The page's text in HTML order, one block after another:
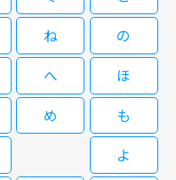
使い 一挙放送 #6
地上波放送日：2003年4月19
ー「ミュージアム ‐序章‐」も
が、新たに担当した連続事件に
いずれも雨の日に発生していた
犯人からのメモが残されてい
人事件の裁判で裁判員をしてい
。犯人“カエル男”は続いて遥と
ね
の
へ
ほ
め
も
よ